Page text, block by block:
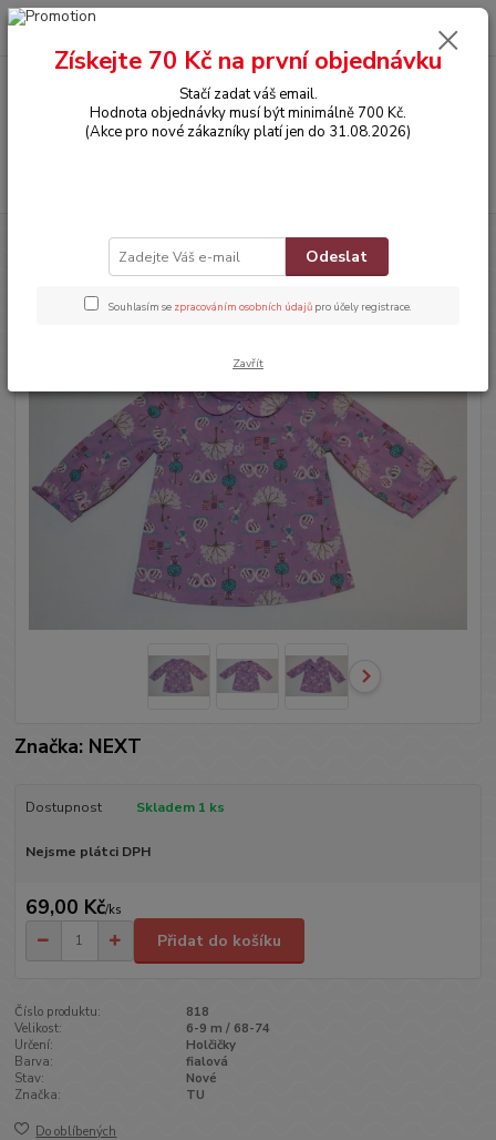
0,00 Kč
OBLEČENÍ Halenka s dlouhým rukávem
Halenka s dlouhým rukávem
Značka: NEXT
Dostupnost Skladem 1 ks
Nejsme plátci DPH
69,00 Kč/ks
Přidat do košíku
Číslo produktu:
818
Velikost:
6-9 m / 68-74
Určení:
Holčičky
Barva:
fialová
Stav:
Nové
Značka:
TU
Do oblíbených
Získejte 70 Kč na první objednávku
Stačí zadat váš email.
Hodnota objednávky musí být minimálně 700 Kč.
(Akce pro nové zákazníky platí jen do 31.08.2026)
Odeslat
Souhlasím se zpracováním osobních údajů pro účely registrace.
Zavřít